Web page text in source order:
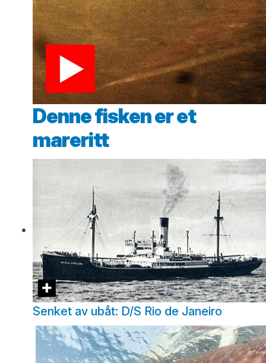
Denne fisken er et
mareritt
Senket av ubåt: D/S Rio de Janeiro